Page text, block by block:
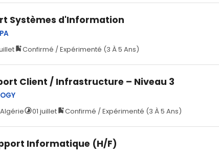
Systèmes d'Information
Confirmé / Expérimenté (3 À 5 Ans)
Client / Infrastructure – Niveau 3
01 juillet Confirmé / Expérimenté (3 À 5 Ans)
Informatique (H/F)